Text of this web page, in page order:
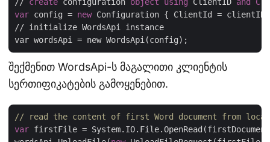
var config = new Configuration { ClientId =
// initialize WordsApi instance
შექმენით WordsApi-ს მაგალითი კლიენტის
სერთიფიკატების გამოყენებით.
// read the content of first Word document from
var firstFile =